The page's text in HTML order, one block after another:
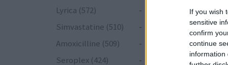
If you wish
sensitive
confirm
continue
information
Lyrica (572)
-
Simvastatine (510)
-
Cholestérol
Amoxicilline (509)
-
Antibiotiques -
Seroplex (424)
-
Dépression -